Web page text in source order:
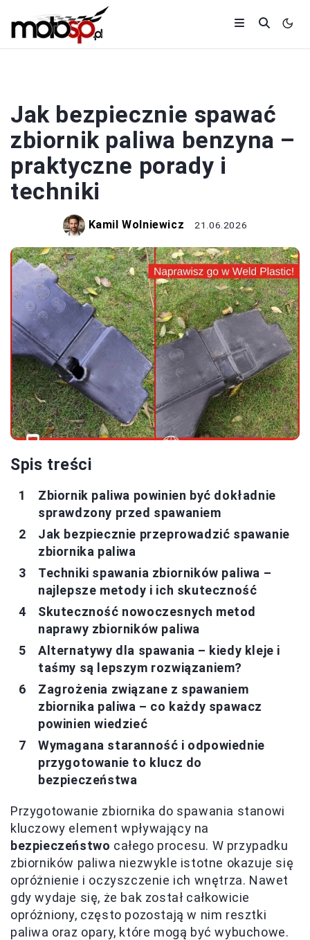
Jak bezpiecznie spawać
zbiornik paliwa benzyna –
praktyczne porady i
techniki
Kamil Wolniewicz 21.06.2026
Spis treści
Zbiornik paliwa powinien być dokładnie
sprawdzony przed spawaniem
Jak bezpiecznie przeprowadzić spawanie
zbiornika paliwa
Techniki spawania zbiorników paliwa –
najlepsze metody i ich skuteczność
Skuteczność nowoczesnych metod
naprawy zbiorników paliwa
Alternatywy dla spawania – kiedy kleje i
taśmy są lepszym rozwiązaniem?
Zagrożenia związane z spawaniem
zbiornika paliwa – co każdy spawacz
powinien wiedzieć
Wymagana staranność i odpowiednie
przygotowanie to klucz do
bezpieczeństwa
Przygotowanie zbiornika do spawania stanowi
kluczowy element wpływający na
bezpieczeństwo całego procesu. W przypadku
zbiorników paliwa niezwykle istotne okazuje się
opróżnienie i oczyszczenie ich wnętrza. Nawet
gdy wydaje się, że bak został całkowicie
opróżniony, często pozostają w nim resztki
paliwa oraz opary, które mogą być wybuchowe.